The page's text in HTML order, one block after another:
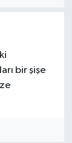
bir şişe